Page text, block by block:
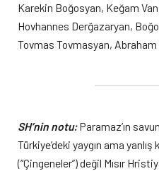
Karekin Boğosyan, Keğam
Hovhannes Derğazaryan,
Tovmas Tovmasyan,
SH’nin notu:Paramaz’ın
Türkiye’deki yaygın ama yanlış
(“Çingeneler”) değil Mısır